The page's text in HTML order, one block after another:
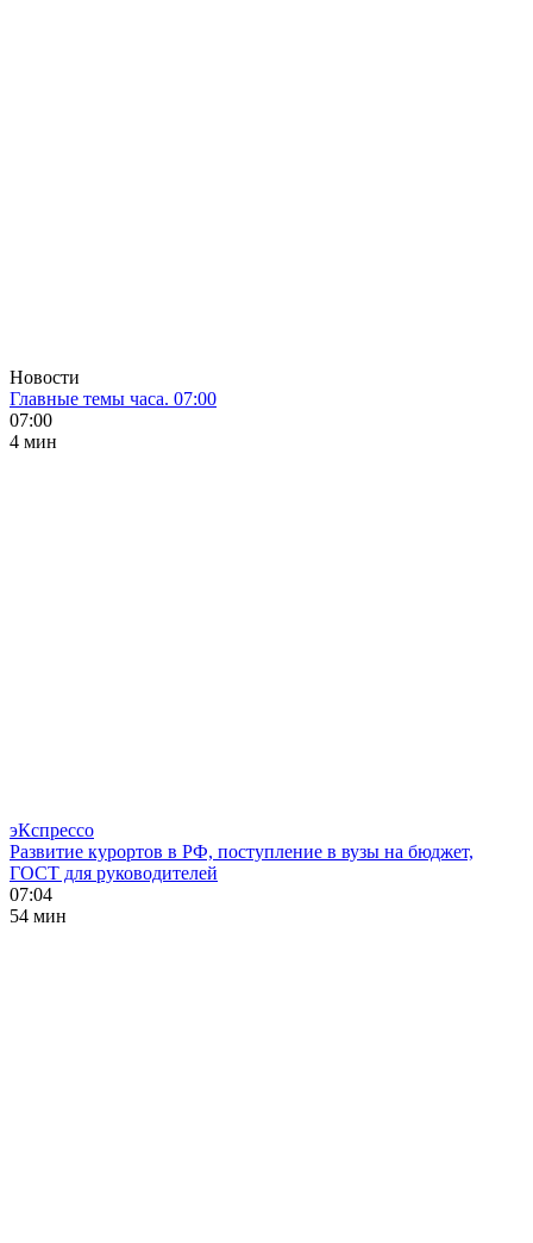
Новости
Главные темы часа. 07:00
07:00
4 мин
эКспрессо
Развитие курортов в РФ, поступление в вузы на бюджет,
ГОСТ для руководителей
07:04
54 мин